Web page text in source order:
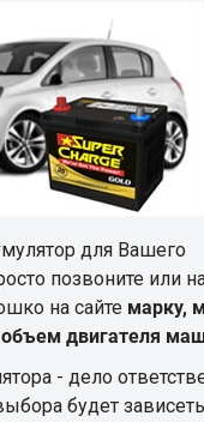
для Вашего
позвоните или
на сайте марку,
объем двигателя
- дело
будет